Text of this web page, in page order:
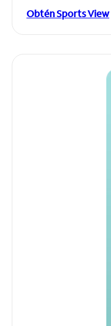
Obtén Sports View